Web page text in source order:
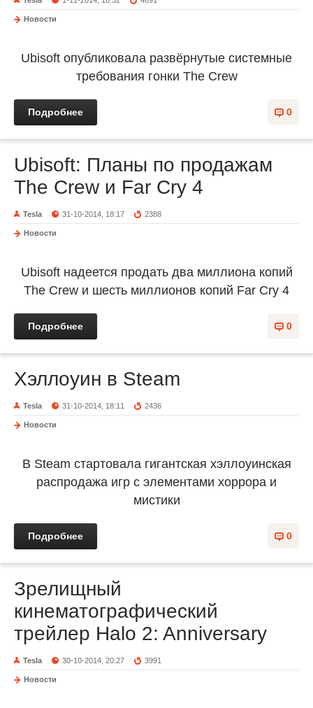
Новости
Ubisoft опубликовала развёрнутые системные
требования гонки The Crew
0
Подробнее
Ubisoft: Планы по продажам
The Crew и Far Cry 4
Tesla 31-10-2014, 18:17 2388
Новости
Ubisoft надеется продать два миллиона копий
The Crew и шесть миллионов копий Far Cry 4
0
Подробнее
Хэллоуин в Steam
Tesla 31-10-2014, 18:11 2436
Новости
В Steam стартовала гигантская хэллоуинская
распродажа игр с элементами хоррора и
мистики
0
Подробнее
Зрелищный
кинематографический
трейлер Halo 2: Anniversary
Tesla 30-10-2014, 20:27 3991
Новости